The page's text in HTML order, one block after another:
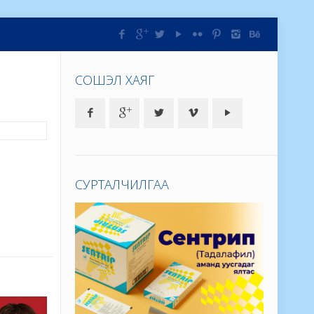
СОШЭЛ ХАЯГ
СУРТАЛЧИЛГАА